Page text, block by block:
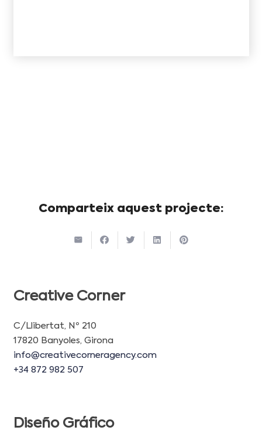
Comparteix aquest projecte:
Creative Corner
C/Llibertat, Nº 210
17820 Banyoles, Girona
info@creativecorneragency.com
+34 872 982 507
Diseño Gráfico